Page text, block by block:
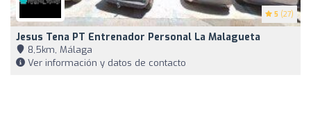
5 (27)
Jesus Tena PT Entrenador Personal La Malagueta
8,5km, Málaga
Ver información y datos de contacto